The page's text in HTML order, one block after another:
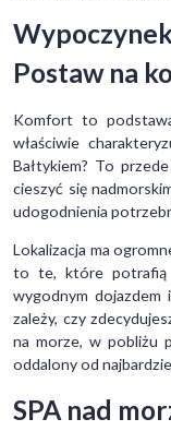
Postaw na
Komfort to
właściwie
Bałtykiem? To
cieszyć się
udogodnienia
Lokalizacja ma
to te, które potrafią
wygodnym
zależy, czy
na morze, w pobliżu
oddalony od
SPA nad